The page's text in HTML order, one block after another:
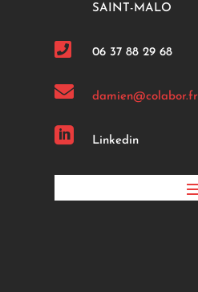
SAINT-MALO
 06 37 88 29 68
 damien@colabor.fr
 Linkedin